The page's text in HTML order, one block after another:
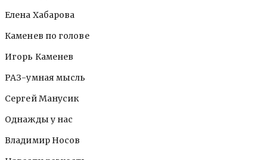
Елена Хабарова
Каменев по голове
Игорь Каменев
РАЗ-умная мысль
Сергей Манусик
Однажды у нас
Владимир Носов